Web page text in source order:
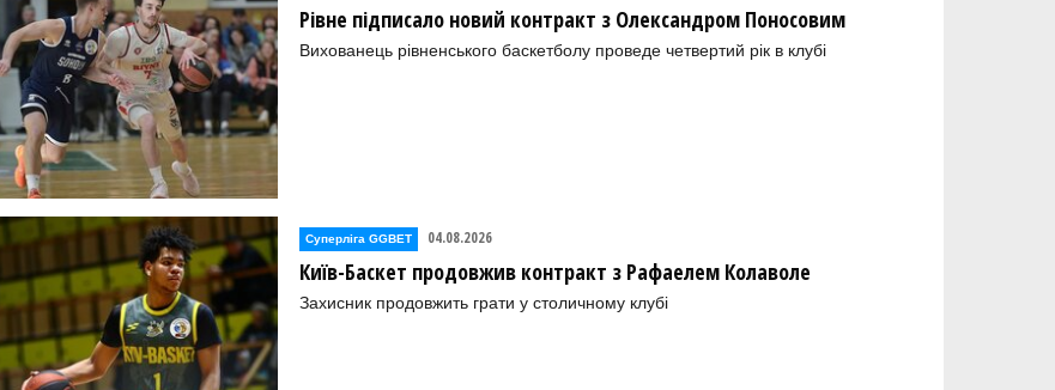
Рівне підписало новий контракт з Олександром Поносовим
Вихованець рівненського баскетболу проведе четвертий рік в клубі
Суперліга GGBET 04.08.2026
Київ-Баскет продовжив контракт з Рафаелем Колаволе
Захисник продовжить грати у столичному клубі